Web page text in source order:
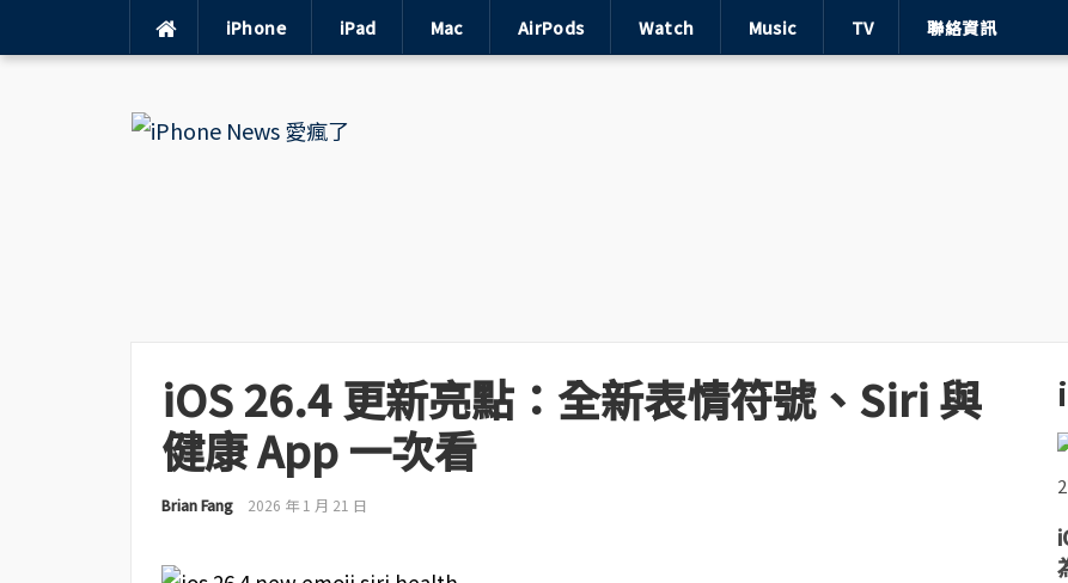
iPhone iPad Mac AirPods Watch Music TV 聯絡資訊
iOS 26.4 更新亮點：全新表情符號、Siri 與
健康 App 一次看
Brian Fang 2026 年 1 月 21 日